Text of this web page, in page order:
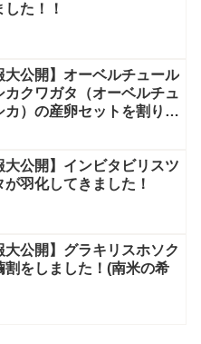
た！！
大公開】オーベルチュール
カクワガタ（オーベルチュ
カ）の産卵セットを割り出
大公開】インビタビリスツ
が羽化してきました！
大公開】グラキリスホソク
割をしました！(南米の希